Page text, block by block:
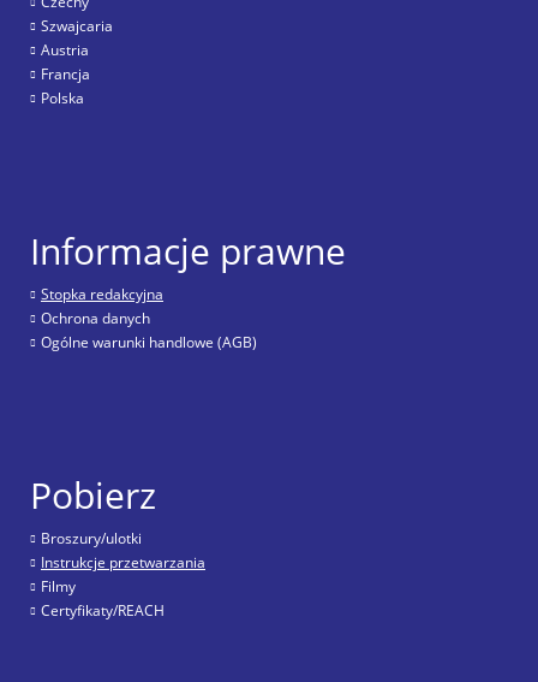
Szwajcaria
Austria
Francja
Polska
Informacje prawne
Stopka redakcyjna
Ochrona danych
Ogólne warunki handlowe (AGB)
Pobierz
Broszury/ulotki
Instrukcje przetwarzania
Filmy
Certyfikaty/REACH